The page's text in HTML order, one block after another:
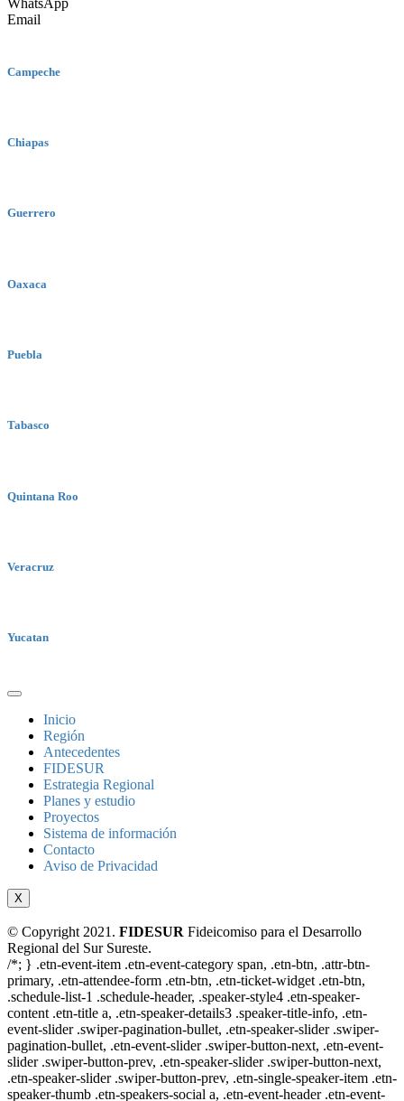
WhatsApp
Email
Campeche
Chiapas
Guerrero
Oaxaca
Puebla
Tabasco
Quintana Roo
Veracruz
Yucatan
Inicio
Región
Antecedentes
FIDESUR
Estrategia Regional
Planes y estudio
Proyectos
Sistema de información
Contacto
Aviso de Privacidad
X
© Copyright 2021. FIDESUR Fideicomiso para el Desarrollo
Regional del Sur Sureste.
/*; } .etn-event-item .etn-event-category span, .etn-btn, .attr-btn-
primary, .etn-attendee-form .etn-btn, .etn-ticket-widget .etn-btn,
.schedule-list-1 .schedule-header, .speaker-style4 .etn-speaker-
content .etn-title a, .etn-speaker-details3 .speaker-title-info, .etn-
event-slider .swiper-pagination-bullet, .etn-speaker-slider .swiper-
pagination-bullet, .etn-event-slider .swiper-button-next, .etn-event-
slider .swiper-button-prev, .etn-speaker-slider .swiper-button-next,
.etn-speaker-slider .swiper-button-prev, .etn-single-speaker-item .etn-
speaker-thumb .etn-speakers-social a, .etn-event-header .etn-event-